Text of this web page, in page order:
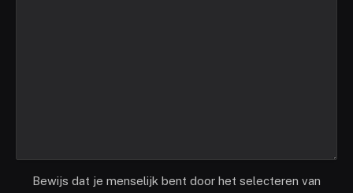
Bewijs dat je menselijk bent door het selecteren van